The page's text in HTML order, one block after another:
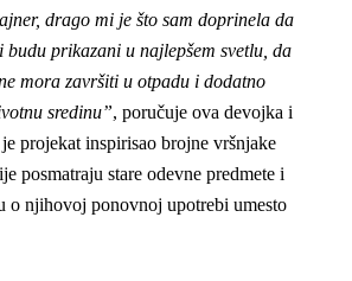
drago mi je što sam doprinela da
budu prikazani u najlepšem svetlu, da
mora završiti u otpadu i dodatno
sredinu”, poručuje ova devojka i
projekat inspirisao brojne vršnjake
posmatraju stare odevne predmete i
o njihovoj ponovnoj upotrebi umesto